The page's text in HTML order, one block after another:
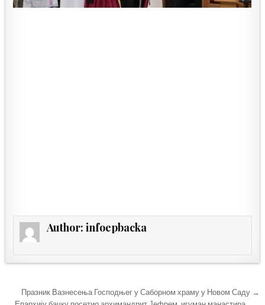
Author:infoepbacka
Кретање
Празник Вазнесења Господњег у Саборном храму у Новом Саду →